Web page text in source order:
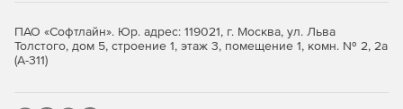
ПАО «Софтлайн». Юр. адрес: 119021, г. Москва, ул. Льва
Толстого, дом 5, строение 1, этаж 3, помещение 1, комн. № 2, 2а
(А-311)